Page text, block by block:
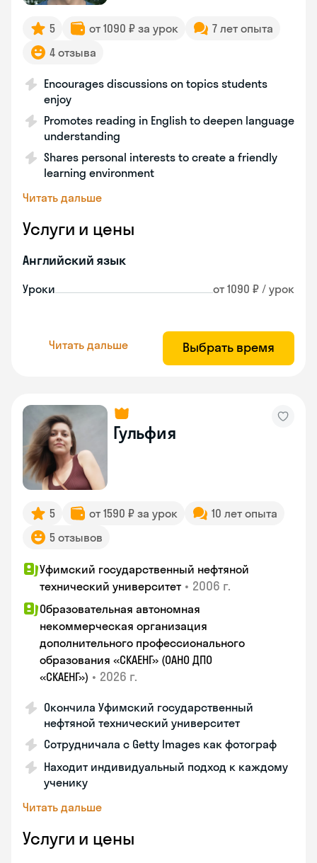
5 от 1090 ₽ за урок
7 лет опыта
4 отзыва
Encourages discussions on topics students
enjoy
Promotes reading in English to deepen language
understanding
Shares personal interests to create a friendly
learning environment
Читать дальше
Услуги и цены
Английский язык
Уроки от 1090 ₽ / урок
Читать дальше Выбрать время
Гульфия
5 от 1590 ₽ за урок
10 лет опыта
5 отзывов
Уфимский государственный нефтяной
технический университет • 2006 г.
Образовательная автономная
некоммерческая организация
дополнительного профессионального
образования «СКАЕНГ» (ОАНО ДПО
«СКАЕНГ») • 2026 г.
Окончила Уфимский государственный
нефтяной технический университет
Сотрудничала с Getty Images как фотограф
Находит индивидуальный подход к каждому
ученику
Читать дальше
Услуги и цены